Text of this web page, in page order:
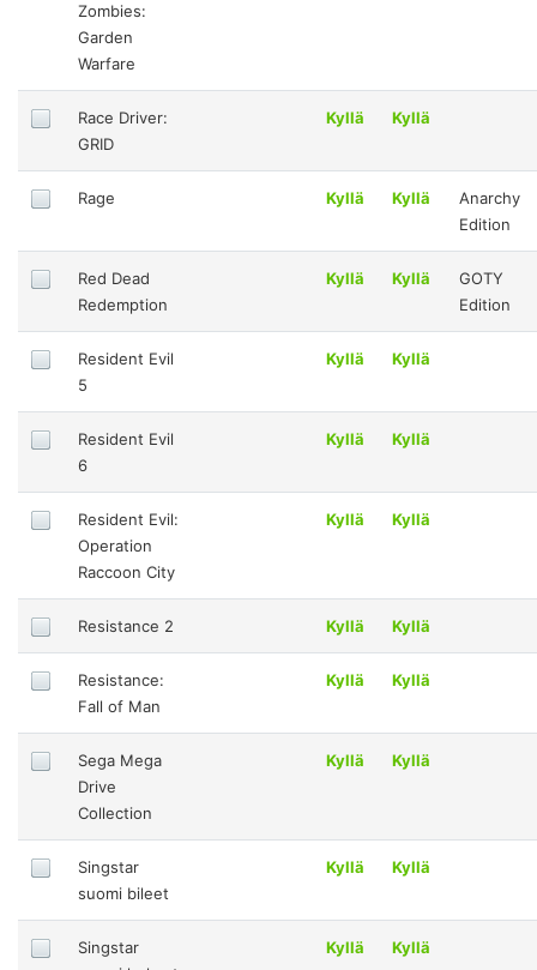
Zombies:
Garden
Warfare
Race Driver:
GRID
Kyllä Kyllä
Rage Kyllä Kyllä
Anarchy
Edition
Red Dead
Redemption
Kyllä Kyllä
GOTY
Edition
Resident Evil
5
Kyllä Kyllä
Resident Evil
6
Kyllä Kyllä
Resident Evil:
Operation
Raccoon City
Kyllä Kyllä
Resistance 2 Kyllä Kyllä
Resistance:
Fall of Man
Kyllä Kyllä
Sega Mega
Drive
Collection
Kyllä Kyllä
Singstar
suomi bileet
Kyllä Kyllä
Singstar
Kyllä Kyllä